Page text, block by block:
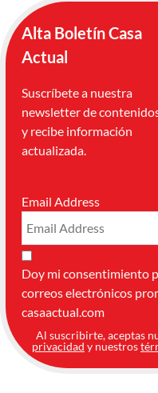
Alta Boletín Casa
Actual
Suscríbete a nuestra
newsletter de
y recibe información
actualizada.
Email Address
Doy mi consentimiento
correos electrónicos
casaactual.com
Al suscribirte, aceptas
privacidad y nuestros